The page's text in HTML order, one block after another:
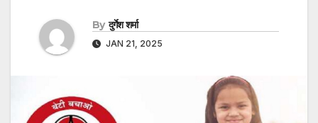
By दुर्गेश शर्मा
JAN 21, 2025